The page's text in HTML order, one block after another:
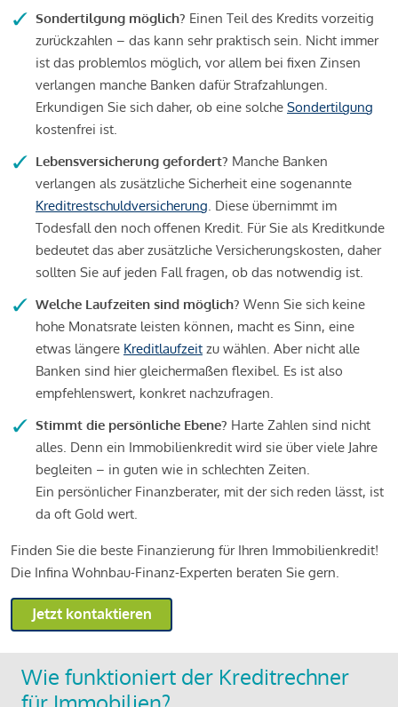
Sondertilgung möglich? Einen Teil des Kredits vorzeitig
zurückzahlen – das kann sehr praktisch sein. Nicht immer
ist das problemlos möglich, vor allem bei fixen Zinsen
verlangen manche Banken dafür Strafzahlungen.
Erkundigen Sie sich daher, ob eine solche Sondertilgung
kostenfrei ist.
Lebensversicherung gefordert? Manche Banken
verlangen als zusätzliche Sicherheit eine sogenannte
Kreditrestschuldversicherung. Diese übernimmt im
Todesfall den noch offenen Kredit. Für Sie als Kreditkunde
bedeutet das aber zusätzliche Versicherungskosten, daher
sollten Sie auf jeden Fall fragen, ob das notwendig ist.
Welche Laufzeiten sind möglich? Wenn Sie sich keine
hohe Monatsrate leisten können, macht es Sinn, eine
etwas längere Kreditlaufzeit zu wählen. Aber nicht alle
Banken sind hier gleichermaßen flexibel. Es ist also
empfehlenswert, konkret nachzufragen.
Stimmt die persönliche Ebene? Harte Zahlen sind nicht
alles. Denn ein Immobilienkredit wird sie über viele Jahre
begleiten – in guten wie in schlechten Zeiten.
Ein persönlicher Finanzberater, mit der sich reden lässt, ist
da oft Gold wert.
Finden Sie die beste Finanzierung für Ihren Immobilienkredit!
Die Infina Wohnbau-Finanz-Experten beraten Sie gern.
Jetzt kontaktieren
Wie funktioniert der Kreditrechner